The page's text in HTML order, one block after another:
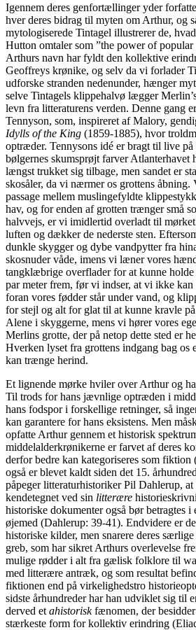
Igennem deres genfortællinger yder
hver deres bidrag til myten om Arthur, og
mytologiserede Tintagel illustrerer de,
Hutton omtaler som ”the power of
Arthurs navn har fyldt den kollektive
Geoffreys krønike, og selv da vi forlader
udforske stranden nedenunder, hænger
selve Tintagels klippehalvø lægger
levn fra litteraturens verden. Denne gang
Tennyson, som, inspireret af Malory,
Idylls of the King (1859-1885), hvor
optræder. Tennysons idé er bragt til live
bølgernes skumsprøjt farver Atlanterhavet
længst trukket sig tilbage, men sandet er
skosåler, da vi nærmer os grottens åbning.
passage mellem muslingefyldte
hav, og for enden af grotten trænger små
halvvejs, er vi imidlertid overladt til
luften og dækker de nederste sten.
dunkle skygger og dybe vandpytter fra
skosnuder våde, imens vi læner vores
tangklæbrige overflader for at kunne
par meter frem, før vi indser, at vi ikke kan
foran vores fødder står under vand, og
for stejl og alt for glat til at kunne kravle
Alene i skyggerne, mens vi hører vores
Merlins grotte, der på netop dette sted er
Hverken lyset fra grottens indgang bag os
kan trænge herind.
Et lignende mørke hviler over Arthur og
Til trods for hans jævnlige optræden i
hans fodspor i forskellige retninger, så
kan garantere for hans eksistens. Men
opfatte Arthur gennem et historisk
middelalderkrønikerne er farvet af deres
derfor bedre kan kategoriseres som
også er blevet kaldt siden det 15.
påpeger litteraturhistoriker Pil Dahlerup,
kendetegnet ved sin litterære
historiske dokumenter også bør betragtes
øjemed (Dahlerup: 39-41). Endvidere er
historiske kilder, men snarere deres
greb, som har sikret Arthurs overlevelse
mulige rødder i alt fra gælisk folklore til
med litterære antræk, og som resultat
fiktionen end på virkelighedstro
sidste århundreder har han udviklet sig til
derved et ahistoriskfænomen, der
stærkeste form for kollektiv erindring